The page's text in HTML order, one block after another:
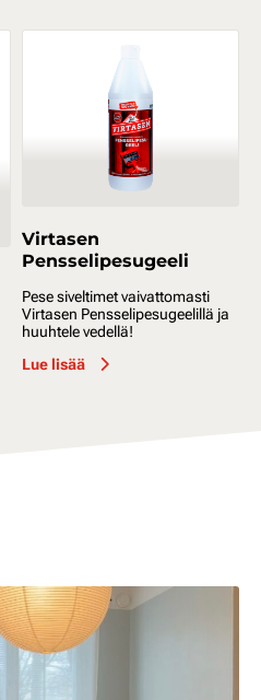
Virtasen
Pensselipesugeeli
Pese siveltimet vaivattomasti
Virtasen Pensselipesugeelillä ja
huuhtele vedellä!
Lue lisää